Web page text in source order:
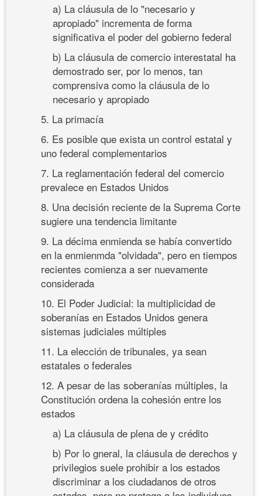
a) La cláusula de lo "necesario y
apropiado" incrementa de forma
significativa el poder del gobierno federal
b) La cláusula de comercio interestatal ha
demostrado ser, por lo menos, tan
comprensiva como la cláusula de lo
necesario y apropiado
5. La primacía
6. Es posible que exista un control estatal y
uno federal complementarios
7. La reglamentación federal del comercio
prevalece en Estados Unidos
8. Una decisión reciente de la Suprema Corte
sugiere una tendencia limitante
9. La décima enmienda se había convertido
en la enmienmda "olvidada", pero en tiempos
recientes comienza a ser nuevamente
considerada
10. El Poder Judicial: la multiplicidad de
soberanías en Estados Unidos genera
sistemas judiciales múltiples
11. La elección de tribunales, ya sean
estatales o federales
12. A pesar de las soberanías múltiples, la
Constitución ordena la cohesión entre los
estados
a) La cláusula de plena de y crédito
b) Por lo gneral, la cláusula de derechos y
privilegios suele prohibir a los estados
discriminar a los ciudadanos de otros